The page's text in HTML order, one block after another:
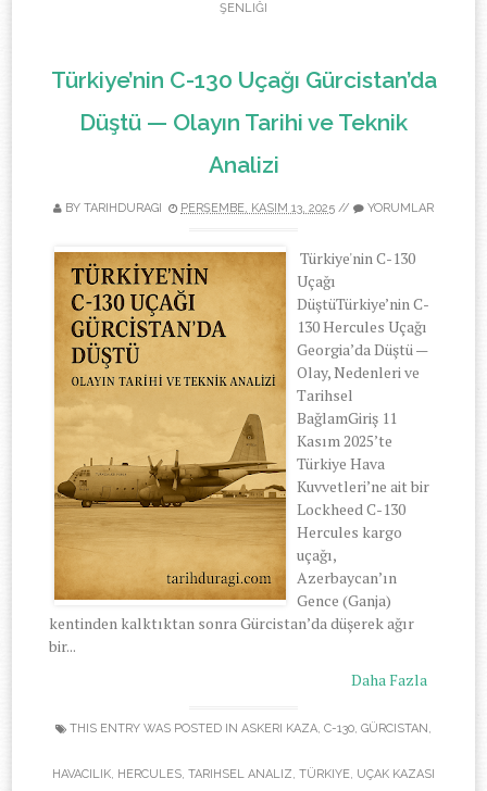
ŞENLIĞI
Türkiye’nin C-130 Uçağı Gürcistan’da
Düştü — Olayın Tarihi ve Teknik
Analizi
BY TARIHDURAGI PERŞEMBE, KASIM 13, 2025 // YORUMLAR
Türkiye'nin C-130
Uçağı
DüştüTürkiye’nin C-
130 Hercules Uçağı
Georgia’da Düştü —
Olay, Nedenleri ve
Tarihsel
BağlamGiriş 11
Kasım 2025’te
Türkiye Hava
Kuvvetleri’ne ait bir
Lockheed C-130
Hercules kargo
uçağı,
Azerbaycan’ın
Gence (Ganja)
kentinden kalktıktan sonra Gürcistan’da düşerek ağır
bir...
Daha Fazla
THIS ENTRY WAS POSTED IN ASKERI KAZA, C-130, GÜRCISTAN ,
HAVACILIK, HERCULES, TARIHSEL ANALIZ, TÜRKIYE, UÇAK KAZASI